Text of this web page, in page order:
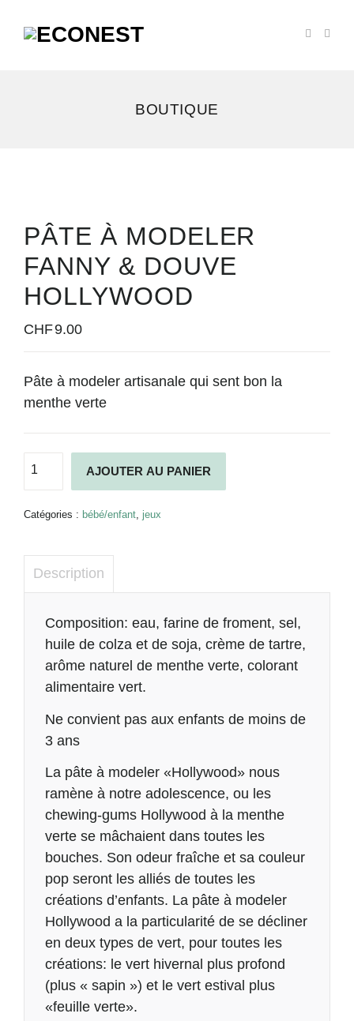
BOUTIQUE
PÂTE À MODELER
FANNY & DOUVE
HOLLYWOOD
CHF9.00
Pâte à modeler artisanale qui sent bon la
menthe verte
de
Pâte
à
Douve
AJOUTER AU PANIER
Catégories : bébé/enfant jeux
Description
Description
Composition: eau, farine de froment, sel,
huile de colza et de soja, crème de tartre,
arôme naturel de menthe verte, colorant
alimentaire vert.
Ne convient pas aux enfants de moins de
3 ans
La pâte à modeler «Hollywood» nous
ramène à notre adolescence, ou les
chewing-gums Hollywood à la menthe
verte se mâchaient dans toutes les
bouches. Son odeur fraîche et sa couleur
pop seront les alliés de toutes les
créations d’enfants. La pâte à modeler
Hollywood a la particularité de se décliner
en deux types de vert, pour toutes les
créations: le vert hivernal plus profond
(plus « sapin ») et le vert estival plus
«feuille verte».